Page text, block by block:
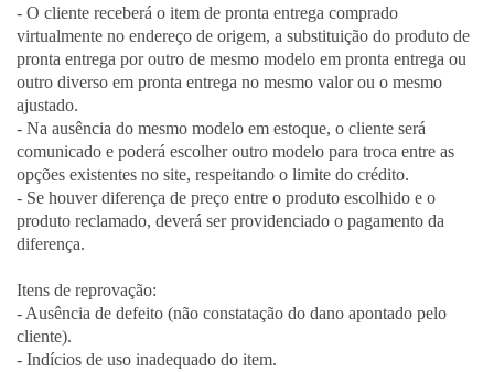
- O cliente receberá o item de pronta entrega comprado
virtualmente no endereço de origem, a substituição do produto de
pronta entrega por outro de mesmo modelo em pronta entrega ou
outro diverso em pronta entrega no mesmo valor ou o mesmo
ajustado.
- Na ausência do mesmo modelo em estoque, o cliente será
comunicado e poderá escolher outro modelo para troca entre as
opções existentes no site, respeitando o limite do crédito.
- Se houver diferença de preço entre o produto escolhido e o
produto reclamado, deverá ser providenciado o pagamento da
diferença.
Itens de reprovação:
- Ausência de defeito (não constatação do dano apontado pelo
cliente).
- Indícios de uso inadequado do item.